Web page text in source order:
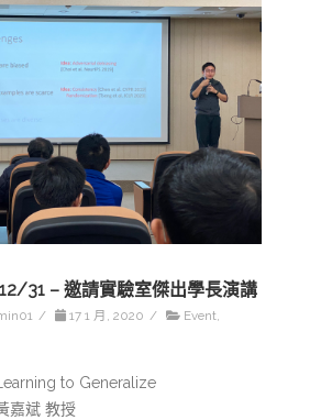
31 – 邀請實驗室傑出學長演講
/ 17 1 月, 2020 / Event,
to Generalize
嘉斌 教授